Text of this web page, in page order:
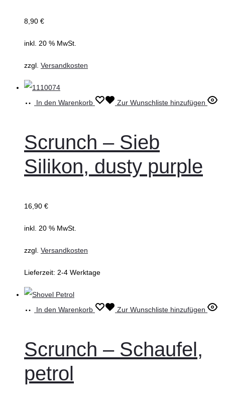
8,90 €
inkl. 20 % MwSt.
zzgl. Versandkosten
In den Warenkorb Zur Wunschliste hinzufügen
Scrunch – Sieb
Silikon, dusty purple
16,90 €
inkl. 20 % MwSt.
zzgl. Versandkosten
Lieferzeit: 2-4 Werktage
In den Warenkorb Zur Wunschliste hinzufügen
Scrunch – Schaufel,
petrol